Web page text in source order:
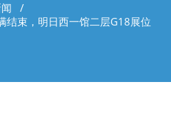
/
结束，明日西一馆二层G18展位